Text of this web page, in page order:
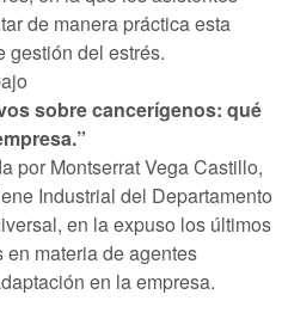
de manera práctica esta
gestión del estrés.
sobre cancerígenos: qué
por Montserrat Vega Castillo,
Industrial del Departamento
en la expuso los últimos
materia de agentes
en la empresa.